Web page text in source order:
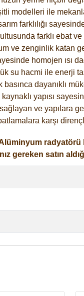
modelleri ile
farklılığı
farklı ebat
ve zenginlik katan
homojen ısı
su hacmi ile enerji
dayanıklı
yapısı
ve yapılara
karşı
radyatörü
gereken satın